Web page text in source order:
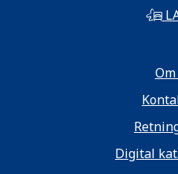
Digital